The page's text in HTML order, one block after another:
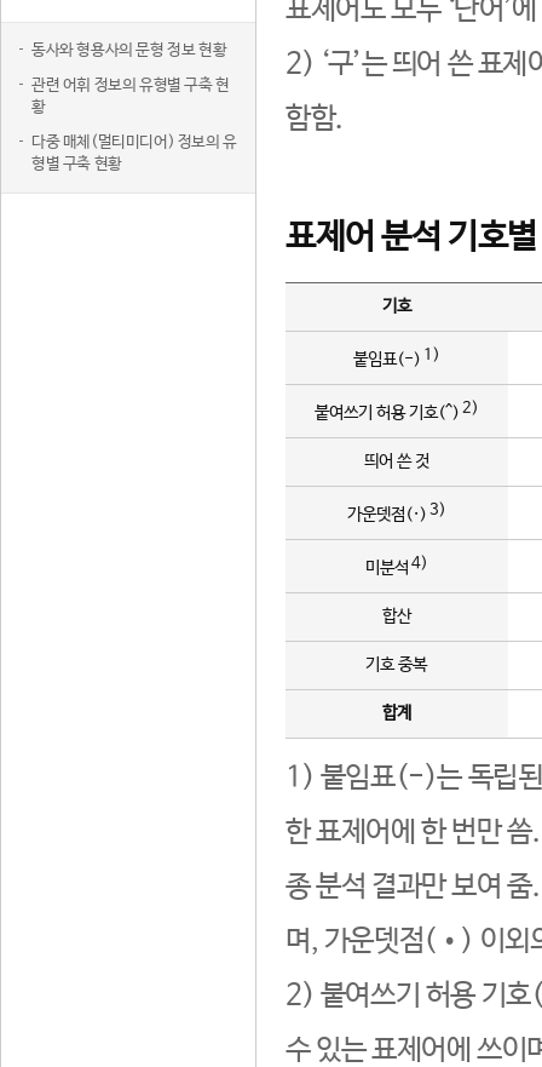
동사와 형용사의 문형 정보 현황
관련 어휘 정보의 유형별 구축 현
황
다중 매체(멀티미디어) 정보의 유
형별 구축 현황
표제어도 모두 ‘단어’
2) ‘구’는 띄어 쓴 표
함함.
표제어 분석 기호
기호
붙임표(-) 1)
붙여쓰기 허용 기호(^) 2)
띄어 쓴 것
가운뎃점(·) 3)
미분석 4)
합산
기호 중복
합계
1) 붙임표(-)는 독립된
한 표제어에 한 번만
종 분석 결과만 보여
며, 가운뎃점(•) 이외
2) 붙여쓰기 허용 기호
수 있는 표제어에 쓰이